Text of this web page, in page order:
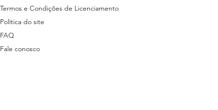
Termos e Condições de Licenciamento
Política do site
FAQ
Fale conosco